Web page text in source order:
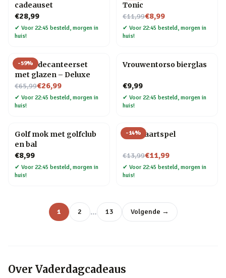
cadeauset
€28,99
✔ Voor 22:45 besteld, morgen in
huis!
Tonic
€11,99
Nu voor€8,99
✔ Voor 22:45 besteld, morgen in
huis!
-59%
Globe decanteerset
met glazen – Deluxe
€65,99
Nu voor€26,99
✔ Voor 22:45 besteld, morgen in
huis!
Vrouwentorso bierglas
€9,99
✔ Voor 22:45 besteld, morgen in
huis!
Golf mok met golfclub
en bal
€8,99
✔ Voor 22:45 besteld, morgen in
huis!
-14%
Bier kaartspel
€13,99
Nu voor€11,99
✔ Voor 22:45 besteld, morgen in
huis!
1 2 … 13 Volgende →
Over Vaderdagcadeaus